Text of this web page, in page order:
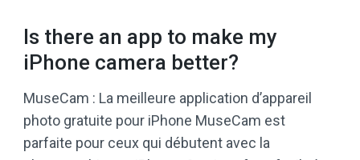
Is there an app to make my
iPhone camera better?
MuseCam : La meilleure application d’appareil
photo gratuite pour iPhone MuseCam est
parfaite pour ceux qui débutent avec la